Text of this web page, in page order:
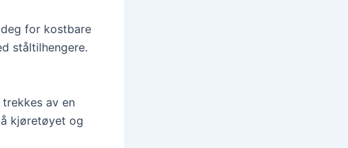
for kostbare
ståltilhengere.
av en
kjøretøyet og